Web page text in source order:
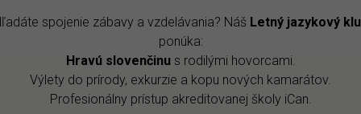
spojenie zábavy a vzdelávania? Náš Letný jazykový
ponúka:
Hravú slovenčinus rodilými hovorcami.
Výlety do prírody, exkurzie a kopu nových kamarátov.
Profesionálny prístup akreditovanej školy iCan.